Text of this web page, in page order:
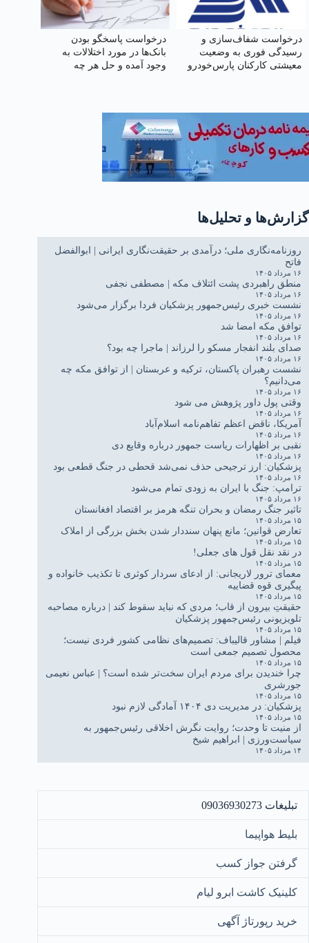
درخواست شفاف‌سازی و
رسیدگی فوری به وضعیت
معیشتی کارکنان پارس‌خودرو
درخواست پاسخگو بودن
بانک‌ها در مورد اختلالات به
وجود آمده و حل هر چه
گزارش‌ها و تحلیل‌ها
روزنامه‌نگاری ملی؛ درآمدی بر حقیقت‌نگاری ایرانی | ابوالفضل
فاتح
۱۶ مرداد ۱۴۰۵
منطق راهبردی پشت ائتلاف مکه | مصطفی نجفی
۱۶ مرداد ۱۴۰۵
نشست خبری رئیس‌جمهور پزشکیان فردا برگزار می‌شود
۱۶ مرداد ۱۴۰۵
توافق مکه امضا شد
۱۶ مرداد ۱۴۰۵
صدای بلند انفجار مسکو را لرزاند | ماجرا چه بود؟
۱۶ مرداد ۱۴۰۵
نشست رهبران پاکستان، ترکیه و عربستان | از توافق مکه چه
می‌دانیم؟
۱۶ مرداد ۱۴۰۵
وقتی پول داور پژوهش می شود
۱۶ مرداد ۱۴۰۵
آمریکا، ناقض اعظم تفاهم‌نامه اسلام‌آباد
۱۶ مرداد ۱۴۰۵
نقبی بر اظهارات ریاست جمهور درباره وقایع دی
۱۶ مرداد ۱۴۰۵
پزشکیان: ارز ترجیحی حذف نمی‌شد قحطی در جنگ قطعی بود
۱۶ مرداد ۱۴۰۵
ترامپ: جنگ با ایران به زودی تمام می‌شود
۱۶ مرداد ۱۴۰۵
تاثیر جنگ رمضان و بحران تنگه هرمز بر اقتصاد افغانستان
۱۵ مرداد ۱۴۰۵
تعارض قوانین؛ مانع پنهان سنددار شدن بخش بزرگی از املاک
۱۵ مرداد ۱۴۰۵
در نقد نقل قول های جعلی!
۱۵ مرداد ۱۴۰۵
معمای ترور لاریجانی: از ادعای سردار کوثری تا تکذیب خانواده و
پیگیری قوه قضاییه
۱۵ مرداد ۱۴۰۵
حقیقتِ بیرون از قاب؛ مردی که نباید سقوط کند | درباره مصاحبه
تلویزیونی رئیس‌جمهور پزشکیان
۱۵ مرداد ۱۴۰۵
فیلم | مشاور قالیباف: تصمیم‌های نظامی کشور فردی نیست؛
محصول تصمیم جمعی است
۱۵ مرداد ۱۴۰۵
چرا خندیدن برای مردم ایران سخت‌تر شده است؟ | عباس نعیمی
جورشری
۱۵ مرداد ۱۴۰۵
پزشکیان: در مدیریت دی ۱۴۰۴ آمادگی لازم نبود
۱۵ مرداد ۱۴۰۵
از منیت تا وحدت؛ روایت نگرش اخلاقی رئیس‌جمهور به
سیاست‌ورزی | ابراهیم شیخ
۱۴ مرداد ۱۴۰۵
تبلیغات 09036930273
بلیط هواپیما
گرفتن جواز کسب
کلینیک کاشت ابرو لیام
خرید رپورتاژ آگهی